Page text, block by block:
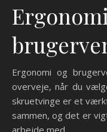
Ergonomi og
overveje, når du
skruetvinge er et
sammen, og det er
arbejde med.